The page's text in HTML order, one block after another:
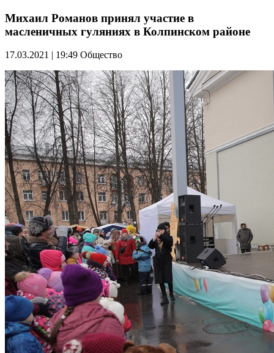
Михаил Романов принял участие в
масленичных гуляниях в Колпинском районе
17.03.2021 | 19:49 Общество